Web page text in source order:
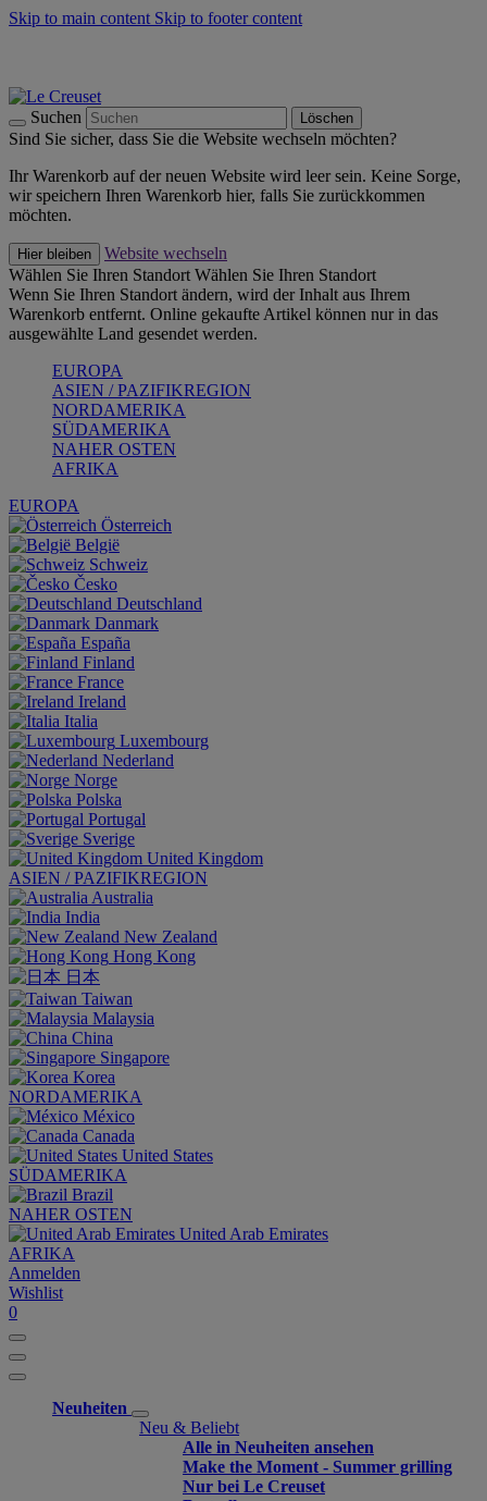
Skip to main content Skip to footer content
Suchen Löschen
Sind Sie sicher, dass Sie die Website wechseln möchten?
Ihr Warenkorb auf der neuen Website wird leer sein. Keine Sorge,
wir speichern Ihren Warenkorb hier, falls Sie zurückkommen
möchten.
Hier bleiben
Website wechseln
Wählen Sie Ihren Standort Wählen Sie Ihren Standort
Wenn Sie Ihren Standort ändern, wird der Inhalt aus Ihrem
Warenkorb entfernt. Online gekaufte Artikel können nur in das
ausgewählte Land gesendet werden.
EUROPA
ASIEN / PAZIFIKREGION
NORDAMERIKA
SÜDAMERIKA
NAHER OSTEN
AFRIKA
EUROPA
Österreich
België
Schweiz
Česko
Deutschland
Danmark
España
Finland
France
Ireland
Italia
Luxembourg
Nederland
Norge
Polska
Portugal
Sverige
United Kingdom
ASIEN / PAZIFIKREGION
Australia
India
New Zealand
Hong Kong
日本
Taiwan
Malaysia
China
Singapore
Korea
NORDAMERIKA
México
Canada
United States
SÜDAMERIKA
Brazil
NAHER OSTEN
United Arab Emirates
AFRIKA
Anmelden
Wishlist
0
Neuheiten
Neu & Beliebt
Alle in Neuheiten ansehen
Make the Moment - Summer grilling
Nur bei Le Creuset